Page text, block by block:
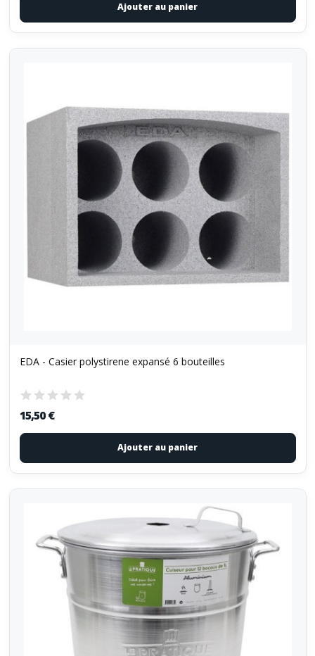
Ajouter au panier
EDA - Casier polystirene expansé 6 bouteilles
15,50 €
Ajouter au panier